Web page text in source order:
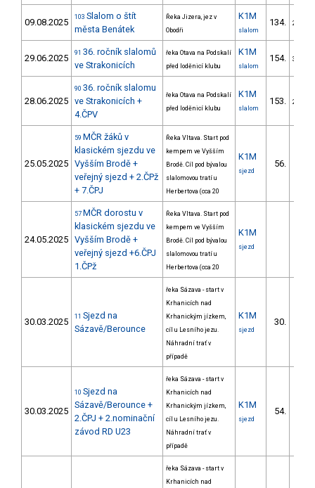
09.08.2025 103 Slalom o štít
města Benátek
Řeka Jizera, jez v
Obodři
K1M
slalom
134. 20/ZM
29.06.2025 91 36. ročník slalomů
ve Strakonicích
řeka Otava na Podskalí
před loděnicí klubu
K1M
slalom
154. 31/ZM
28.06.2025
90 36. ročník slalomu
ve Strakonicích +
4.ČPV
řeka Otava na Podskalí
před loděnicí klubu
K1M
slalom
153. 29/ZM
25.05.2025
59 MČR žáků v
klasickém sjezdu ve
Vyšším Brodě +
veřejný sjezd + 2.ČPž
+ 7.ČPJ
Řeka Vltava. Start pod
kempem ve Vyšším
Brodě. Cíl pod bývalou
slalomovou tratí u
Herbertova (cca 20
K1M
sjezd
56.
24.05.2025
57 MČR dorostu v
klasickém sjezdu ve
Vyšším Brodě +
veřejný sjezd +6.ČPJ
1.ČPž
Řeka Vltava. Start pod
kempem ve Vyšším
Brodě. Cíl pod bývalou
slalomovou tratí u
Herbertova (cca 20
K1M
sjezd
30.03.2025 11 Sjezd na
Sázavě/Berounce
řeka Sázava - start v
Krhanicích nad
Krhanickým jízkem,
cíl u Lesního jezu.
Náhradní trať v
případě
K1M
sjezd
30.
30.03.2025
10 Sjezd na
Sázavě/Berounce +
2.ČPJ + 2.nominační
závod RD U23
řeka Sázava - start v
Krhanicích nad
Krhanickým jízkem,
cíl u Lesního jezu.
Náhradní trať v
případě
K1M
sjezd
54.
řeka Sázava - start v
Krhanicích nad